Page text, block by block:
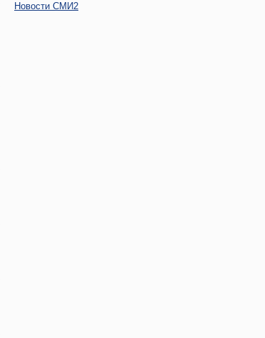
Новости СМИ2